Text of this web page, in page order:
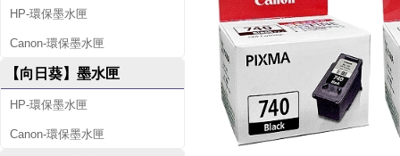
G
7
4
0
原
HP-環保墨水匣
Canon-環保墨水匣
【向日葵】墨水匣
HP-環保墨水匣
Canon-環保墨水匣